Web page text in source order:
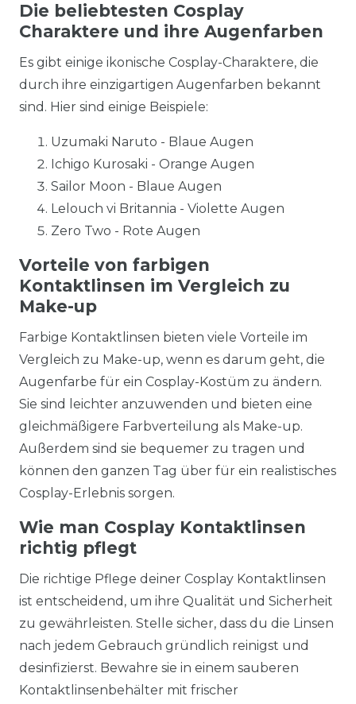
Die beliebtesten Cosplay
Charaktere und ihre Augenfarben
Es gibt einige ikonische Cosplay-Charaktere, die
durch ihre einzigartigen Augenfarben bekannt
sind. Hier sind einige Beispiele:
Uzumaki Naruto - Blaue Augen
Ichigo Kurosaki - Orange Augen
Sailor Moon - Blaue Augen
Lelouch vi Britannia - Violette Augen
Zero Two - Rote Augen
Vorteile von farbigen
Kontaktlinsen im Vergleich zu
Make-up
Farbige Kontaktlinsen bieten viele Vorteile im
Vergleich zu Make-up, wenn es darum geht, die
Augenfarbe für ein Cosplay-Kostüm zu ändern.
Sie sind leichter anzuwenden und bieten eine
gleichmäßigere Farbverteilung als Make-up.
Außerdem sind sie bequemer zu tragen und
können den ganzen Tag über für ein realistisches
Cosplay-Erlebnis sorgen.
Wie man Cosplay Kontaktlinsen
richtig pflegt
Die richtige Pflege deiner Cosplay Kontaktlinsen
ist entscheidend, um ihre Qualität und Sicherheit
zu gewährleisten. Stelle sicher, dass du die Linsen
nach jedem Gebrauch gründlich reinigst und
desinfizierst. Bewahre sie in einem sauberen
Kontaktlinsenbehälter mit frischer